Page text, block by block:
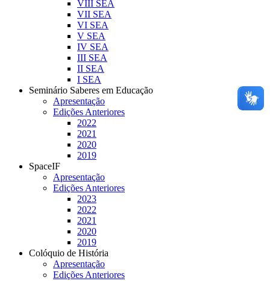
VIII SEA
VII SEA
VI SEA
V SEA
IV SEA
III SEA
II SEA
I SEA
Seminário Saberes em Educação
Apresentação
Edições Anteriores
2022
2021
2020
2019
SpaceIF
Apresentação
Edições Anteriores
2023
2022
2021
2020
2019
Colóquio de História
Apresentação
Edições Anteriores